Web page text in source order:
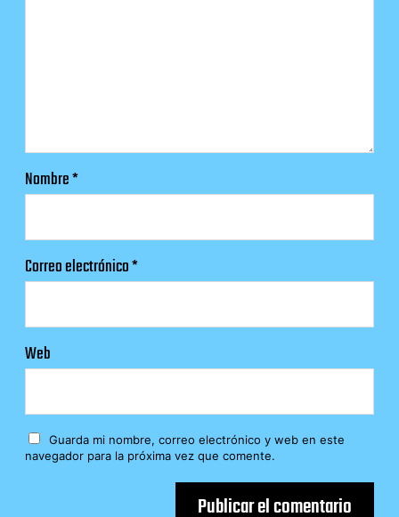
Nombre*
Correo electrónico*
Web
Guarda mi nombre, correo electrónico y web en este
navegador para la próxima vez que comente.